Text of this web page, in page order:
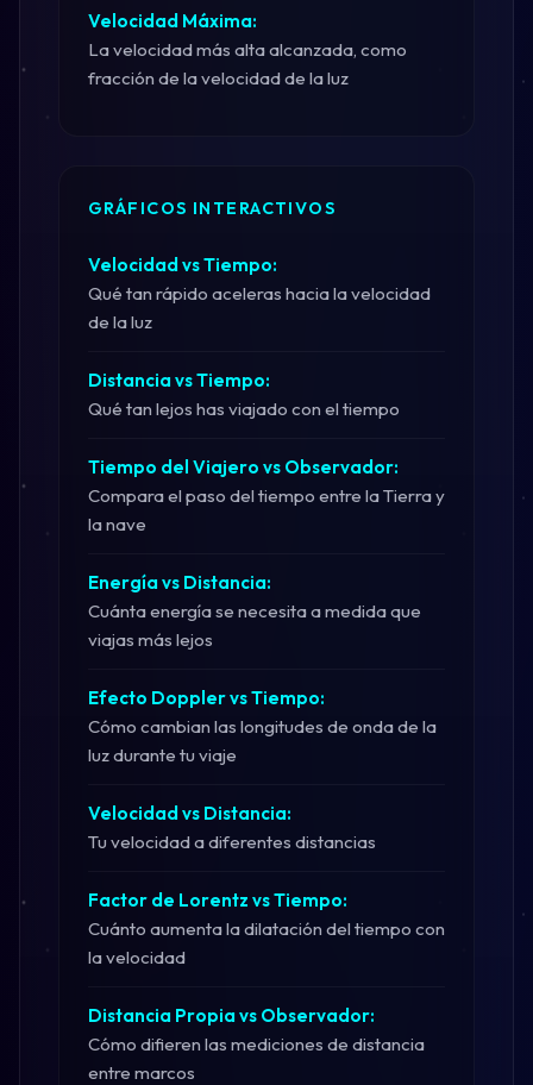
Velocidad Máxima:
La velocidad más alta alcanzada, como
fracción de la velocidad de la luz
GRÁFICOS INTERACTIVOS
Velocidad vs Tiempo:
Qué tan rápido aceleras hacia la velocidad
de la luz
Distancia vs Tiempo:
Qué tan lejos has viajado con el tiempo
Tiempo del Viajero vs Observador:
Compara el paso del tiempo entre la Tierra y
la nave
Energía vs Distancia:
Cuánta energía se necesita a medida que
viajas más lejos
Efecto Doppler vs Tiempo:
Cómo cambian las longitudes de onda de la
luz durante tu viaje
Velocidad vs Distancia:
Tu velocidad a diferentes distancias
Factor de Lorentz vs Tiempo:
Cuánto aumenta la dilatación del tiempo con
la velocidad
Distancia Propia vs Observador:
Cómo difieren las mediciones de distancia
entre marcos